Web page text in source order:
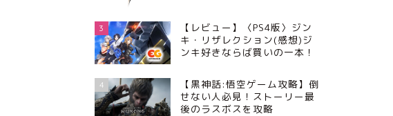
3
【レビュー】〈PS4版〉ジン
キ・リザレクション(感想)ジ
ンキ好きならば買いの一本！
4
【黒神話:悟空ゲーム攻略】倒
せない人必見！ストーリー最
後のラスボスを攻略